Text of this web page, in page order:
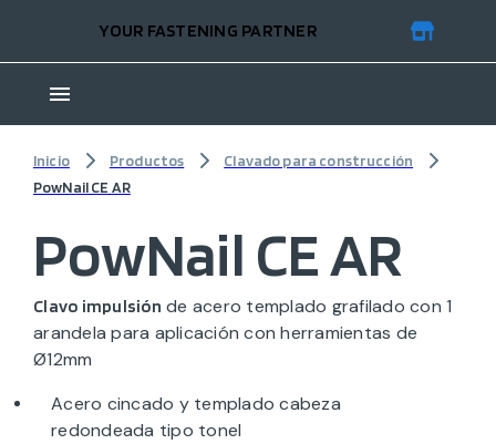
YOUR FASTENING PARTNER
Inicio Productos
Clavado para construcción
PowNail CE AR
PowNail CE AR
Clavo impulsión de acero templado grafilado con 1
arandela para aplicación con herramientas de
Ø12mm
Acero cincado y templado cabeza
redondeada tipo tonel